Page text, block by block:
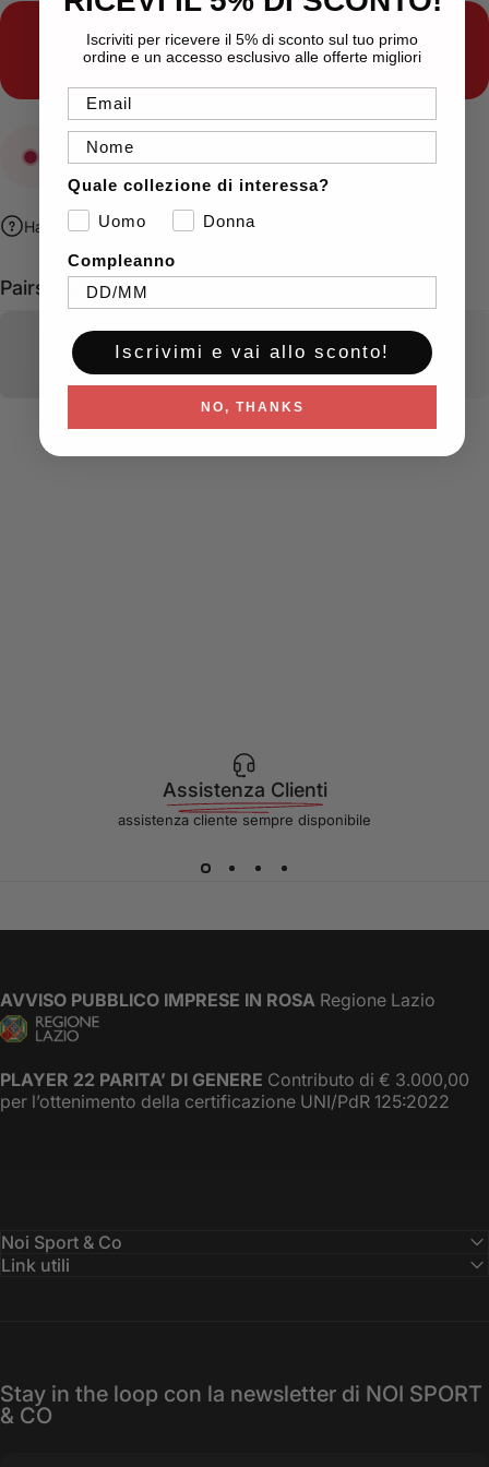
Indecisione sugli acquisti?
Ordina le nostregift card
Esaurito
Hai bisogno di aiuto?
Pairs well with
Assistenza Clienti
assistenza cliente sempre disponibile
AVVISO PUBBLICO IMPRESE IN ROSA Regione Lazio
PLAYER 22 PARITA’ DI GENERE Contributo di € 3.000,00
per l’ottenimento della certificazione UNI/PdR 125:2022
Noi Sport & Co
Link utili
Stay in the loop con la newsletter di NOI SPORT
& CO
Iscriviti per ricevere il 5% di sconto sul tuo primo
ordine e un accesso esclusivo alle offerte migliori
Email
Nome
Quale collezione di interessa?
Uomo
Donna
Compleanno
Iscrivimi e vai allo sconto!
NO, THANKS